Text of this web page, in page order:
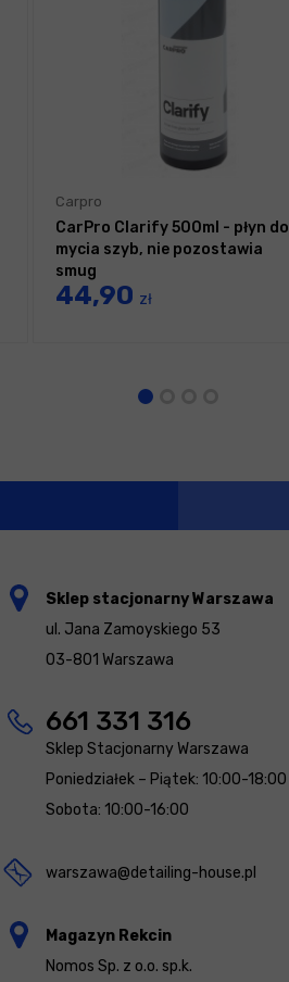
Carpro
CarPro Clarify 500ml - płyn do
mycia szyb, nie pozostawia
smug
44,90 zł
Sklep stacjonarny Warszawa
ul. Jana Zamoyskiego 53
03-801 Warszawa
661 331 316
Sklep Stacjonarny Warszawa
Poniedziałek – Piątek: 10:00-18:00
Sobota: 10:00-16:00
warszawa@detailing-house.pl
Magazyn Rekcin
Nomos Sp. z o.o. sp.k.